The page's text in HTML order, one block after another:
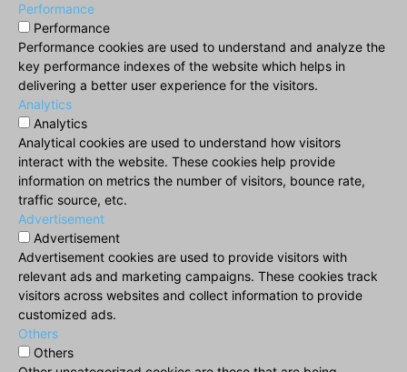
Performance
Performance
Performance cookies are used to understand and analyze the
key performance indexes of the website which helps in
delivering a better user experience for the visitors.
Analytics
Analytics
Analytical cookies are used to understand how visitors
interact with the website. These cookies help provide
information on metrics the number of visitors, bounce rate,
traffic source, etc.
Advertisement
Advertisement
Advertisement cookies are used to provide visitors with
relevant ads and marketing campaigns. These cookies track
visitors across websites and collect information to provide
customized ads.
Others
Others